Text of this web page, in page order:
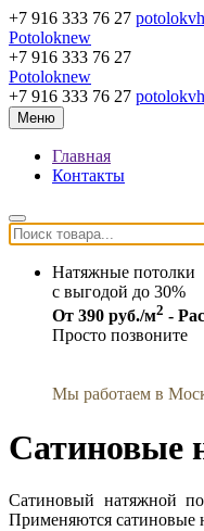
+7 916 333 76 27
Potoloknew
+7 916 333 76 27
Potoloknew
+7 916 333 76 27
Меню
Главная
Контакты
Натяжные потолки
c выгодой до 30%
От 390 руб./м2 -
Просто позвоните
Мы работаем в
Сатиновые
Сатиновый натяжной
Применяются сатиновые